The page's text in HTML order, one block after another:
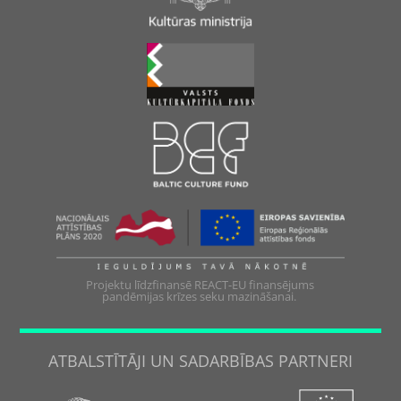
Projektu līdzfinansē REACT-EU finansējums
pandēmijas krīzes seku mazināšanai.
ATBALSTĪTĀJI UN SADARBĪBAS PARTNERI